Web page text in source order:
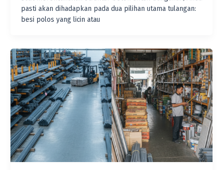
pasti akan dihadapkan pada dua pilihan utama tulangan:
besi polos yang licin atau